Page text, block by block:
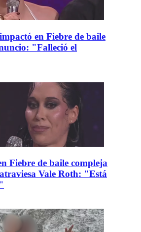
en Fiebre de baile
"Falleció el
Fiebre de baile compleja
Vale Roth: "Está